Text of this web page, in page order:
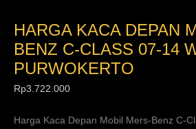
HARGA KACA DEPAN
BENZ C-CLASS 07-14
PURWOKERTO
Rp3.722.000
Harga Kaca Depan Mobil Mers-Benz C-